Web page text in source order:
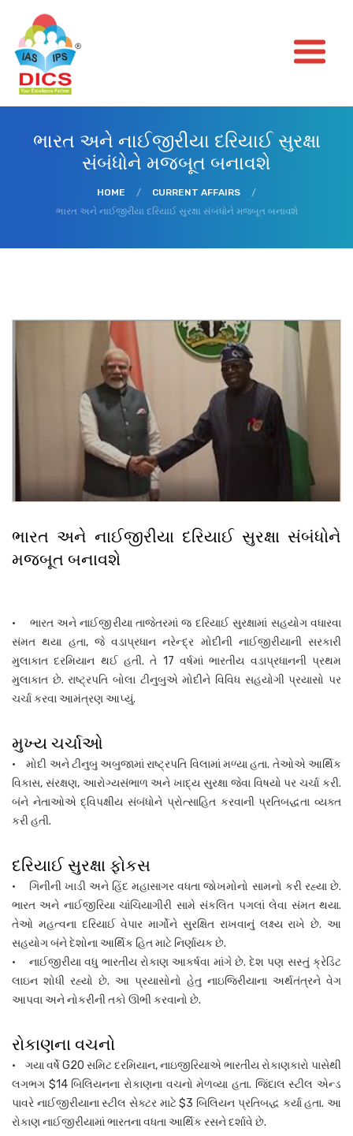
ભારત અને નાઈજીરીયા દરિયાઈ સુરક્ષા
સંબંધોને મજબૂત બનાવશે
HOME / CURRENT AFFAIRS
/
ભારત અને નાઈજીરીયા દરિયાઈ સુરક્ષા સંબંધોને મજબૂત બનાવશે
ભારત અને નાઈજીરીયા દરિયાઈ સુરક્ષા સંબંધોને
મજબૂત બનાવશે
• ભારત અને નાઈજીરીયા તાજેતરમાં જ દરિયાઈ સુરક્ષામાં સહયોગ વધારવા
સંમત થયા હતા, જે વડાપ્રધાન નરેન્દ્ર મોદીની નાઈજીરીયાની સરકારી
મુલાકાત દરમિયાન થઈ હતી. તે 17 વર્ષમાં ભારતીય વડાપ્રધાનની પ્રથમ
મુલાકાત છે. રાષ્ટ્રપતિ બોલા ટીનુબુએ મોદીને વિવિધ સહયોગી પ્રયાસો પર
ચર્ચા કરવા આમંત્રણ આપ્યું.
મુખ્ય ચર્ચાઓ
• મોદી અને ટીનુબુ અબુજામાં રાષ્ટ્રપતિ વિલામાં મળ્યા હતા. તેઓએ આર્થિક
વિકાસ, સંરક્ષણ, આરોગ્યસંભાળ અને ખાદ્ય સુરક્ષા જેવા વિષયો પર ચર્ચા કરી.
બંને નેતાઓએ દ્વિપક્ષીય સંબંધોને પ્રોત્સાહિત કરવાની પ્રતિબદ્ધતા વ્યક્ત
કરી હતી.
દરિયાઈ સુરક્ષા ફોકસ
• ગિનીની ખાડી અને હિંદ મહાસાગર વધતા જોખમોનો સામનો કરી રહ્યા છે.
ભારત અને નાઈજીરિયા ચાંચિયાગીરી સામે સંકલિત પગલાં લેવા સંમત થયા.
તેઓ મહત્વના દરિયાઈ વેપાર માર્ગોને સુરક્ષિત રાખવાનું લક્ષ્ય રાખે છે. આ
સહયોગ બંને દેશોના આર્થિક હિત માટે નિર્ણાયક છે.
• નાઈજીરીયા વધુ ભારતીય રોકાણ આકર્ષવા માંગે છે. દેશ પણ સસ્તું ક્રેડિટ
લાઇન શોધી રહ્યો છે. આ પ્રયાસોનો હેતુ નાઇજિરીયાના અર્થતંત્રને વેગ
આપવા અને નોકરીની તકો ઊભી કરવાનો છે.
રોકાણના વચનો
• ગયા વર્ષે G20 સમિટ દરમિયાન, નાઇજીરિયાએ ભારતીય રોકાણકારો પાસેથી
લગભગ $14 બિલિયનના રોકાણના વચનો મેળવ્યા હતા. જિંદાલ સ્ટીલ એન્ડ
પાવરે નાઈજીરીયાના સ્ટીલ સેક્ટર માટે $3 બિલિયન પ્રતિબદ્ધ કર્યા હતા. આ
રોકાણ નાઈજીરીયામાં ભારતના વધતા આર્થિક રસને દર્શાવે છે.